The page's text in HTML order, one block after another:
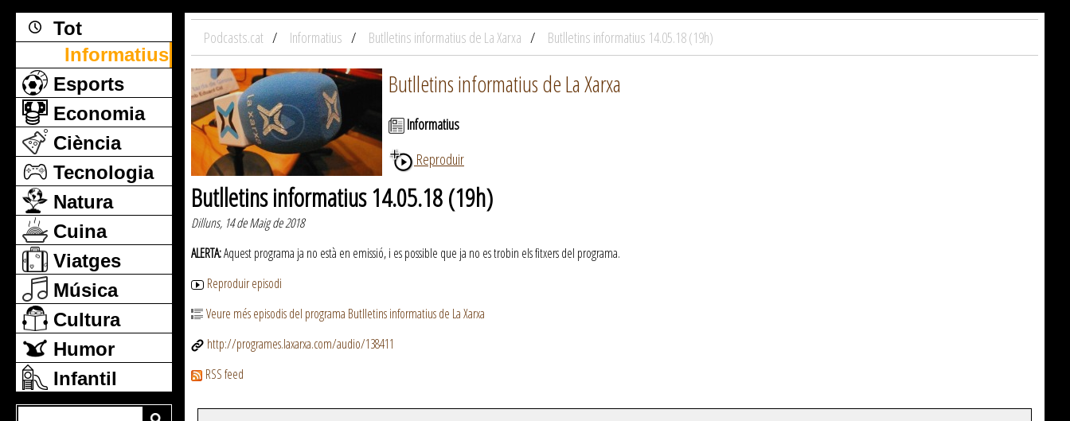
Tot
Informatius
Esports
Economia
Ciència
Tecnologia
Natura
Cuina
Viatges
Música
Cultura
Humor
Infantil
Podcasts.cat Informatius Butlletins informatius de La Xarxa Butlletins informatius 14.05.18 (19h)
Butlletins informatius de La Xarxa
Informatius
Reproduir
Butlletins informatius 14.05.18 (19h)
Dilluns, 14 de Maig de 2018
ALERTA:Aquest programa ja no està en emissió, i es possible que ja no es trobin els fitxers del programa.
Reproduir episodi
Veure més episodis del programa Butlletins informatius de La Xarxa
http://programes.laxarxa.com/audio/138411
RSS feed